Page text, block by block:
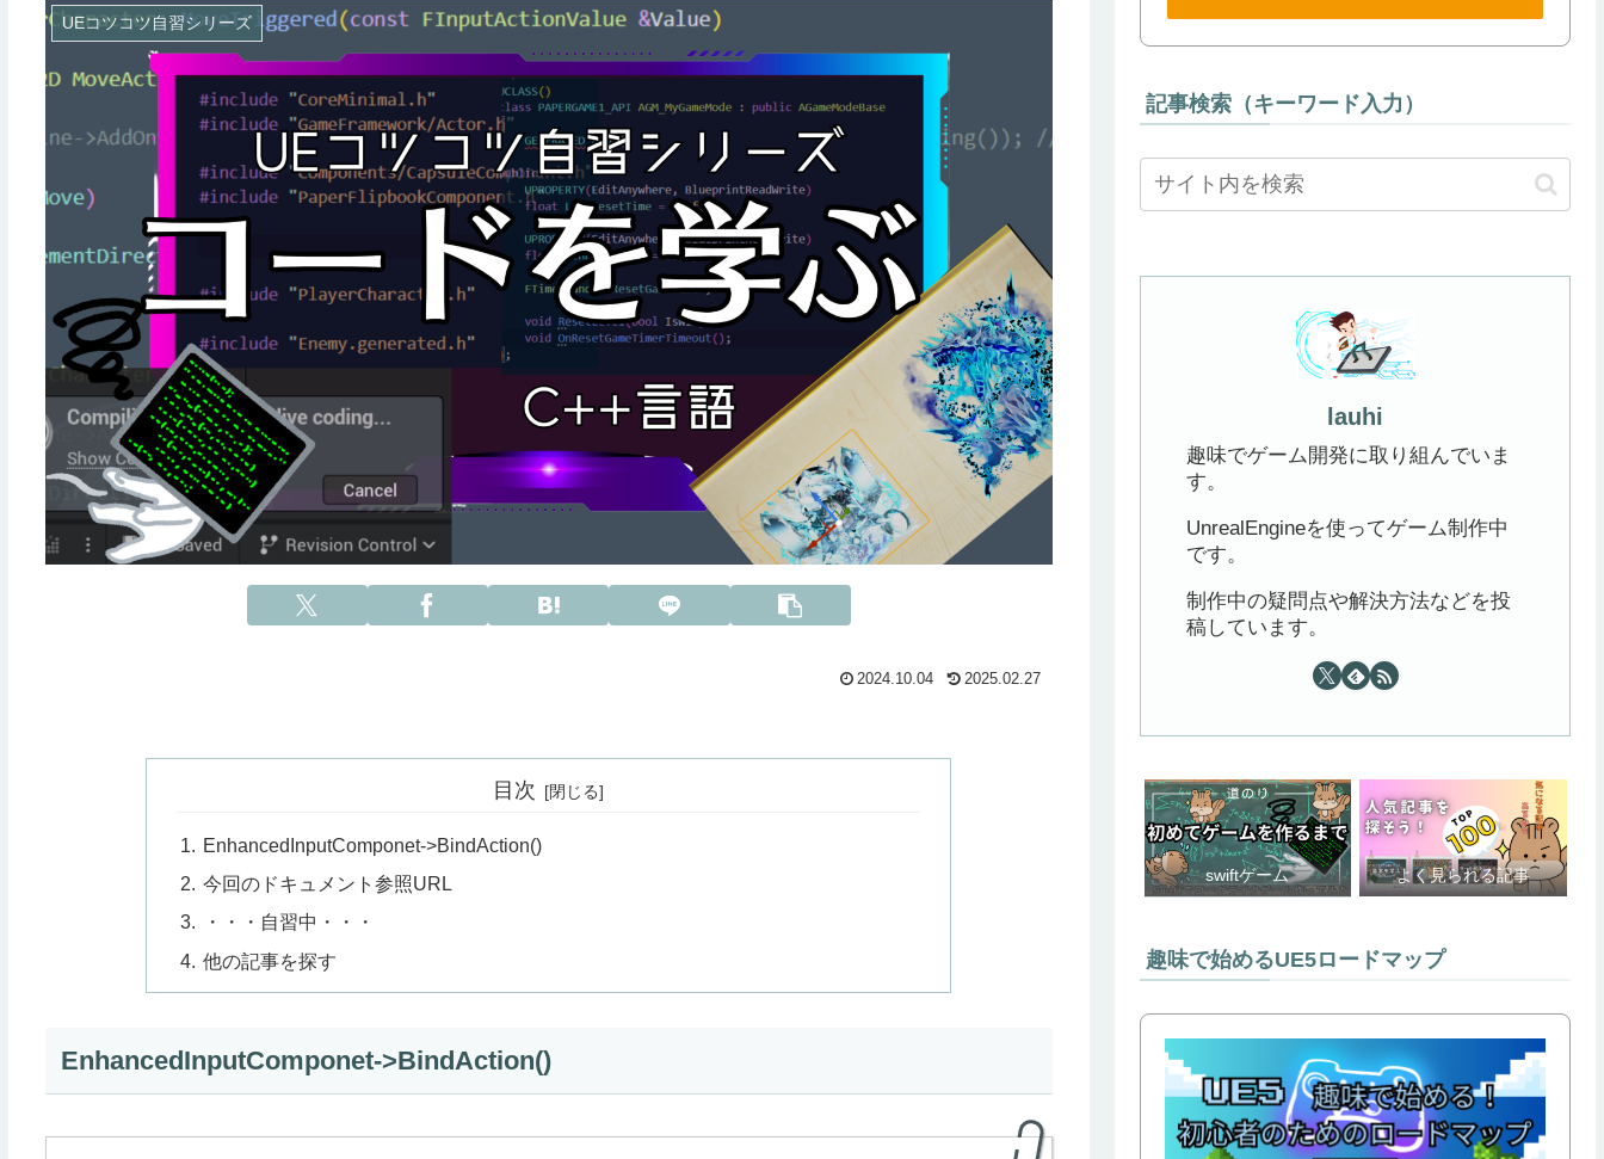
UEコツコツ自習シリーズ
2024.10.04 2025.02.27
目次
EnhancedInputComponet->BindAction()
今回のドキュメント参照URL
・・・自習中・・・
他の記事を探す
EnhancedInputComponet->BindAction()
記事検索（キーワード入力）
lauhi
趣味でゲーム開発に取り組んでいま
す。
UnrealEngineを使ってゲーム制作中
です。
制作中の疑問点や解決方法などを投
稿しています。
swiftゲーム よく見られる記事
趣味で始めるUE5ロードマップ